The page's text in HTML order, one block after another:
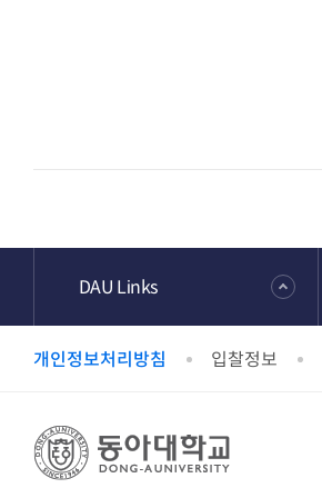
개인정보처리방침 입찰정보
DAU Links